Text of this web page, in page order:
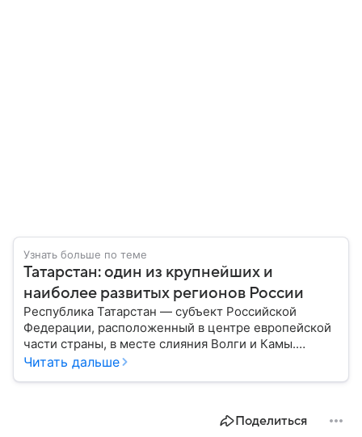
Узнать больше по теме
Татарстан: один из крупнейших и
наиболее развитых регионов России
Республика Татарстан — субъект Российской
Федерации, расположенный в центре европейской
части страны, в месте слияния Волги и Камы.
Регион считается одним из ведущих
наследием, многонациональным населением и
Читать дальше
Поделиться